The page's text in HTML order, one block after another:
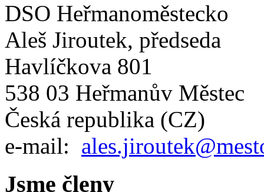
DSO Heřmanoměstecko
Aleš Jiroutek, předseda
Havlíčkova 801
538 03 Heřmanův Městec
Česká republika (CZ)
e-mail:
Jsme členy